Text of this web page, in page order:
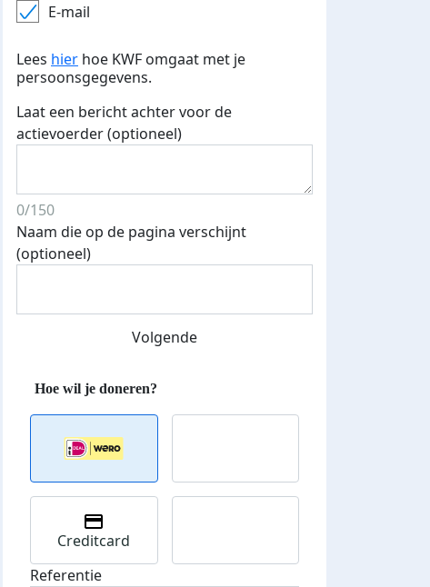
Streefbedrag verhoogd
E-mail
Lees hier hoe KWF omgaat met je
persoonsgegevens.
Laat een bericht achter voor de
actievoerder (optioneel)
0/150
Naam die op de pagina verschijnt
(optioneel)
Volgende
Creditcard
Referentie